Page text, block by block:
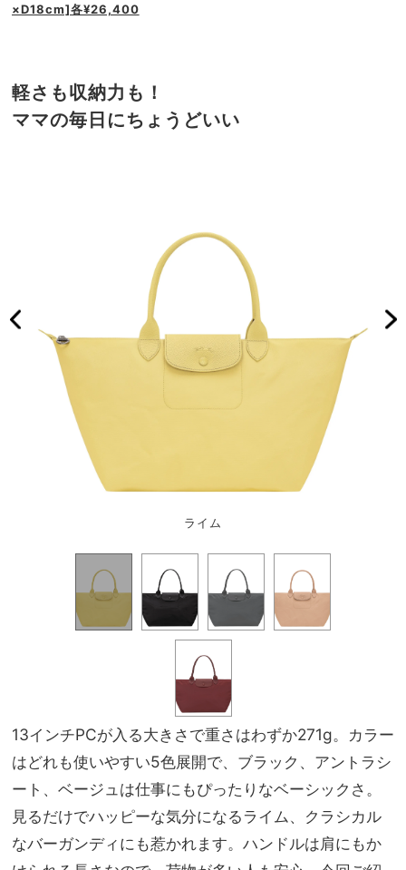
×D18cm]各¥26,400
軽さも収納力も！
ママの毎日にちょうどいい
ライム
13インチPCが入る大きさで重さはわずか271g。カラー
はどれも使いやすい5色展開で、ブラック、アントラシ
ート、ベージュは仕事にもぴったりなベーシックさ。
見るだけでハッピーな気分になるライム、クラシカル
なバーガンディにも惹かれます。ハンドルは肩にもか